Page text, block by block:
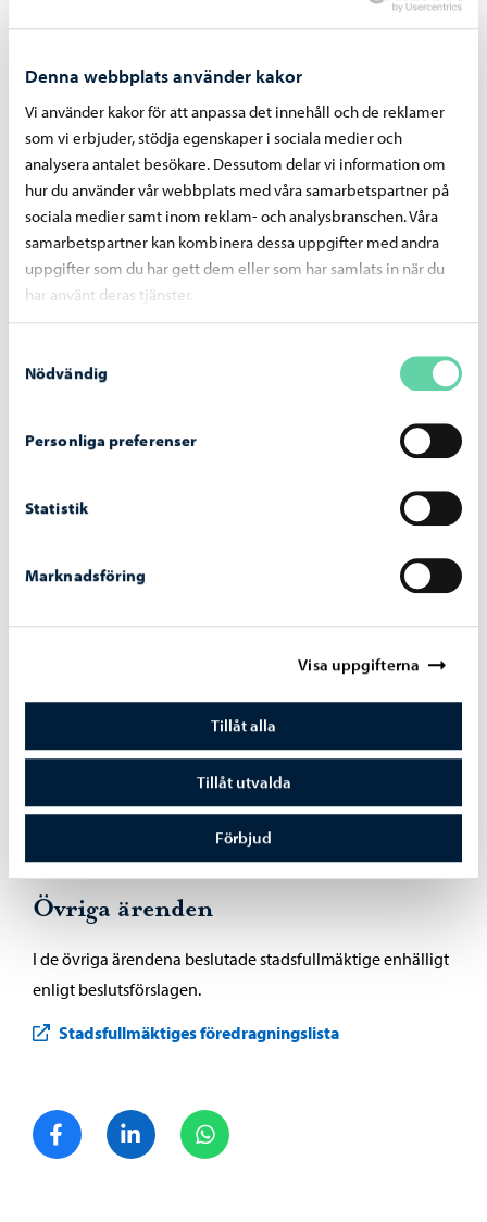
Denna webbplats använder kakor
Vi använder kakor för att anpassa det innehåll och de reklamer
som vi erbjuder, stödja egenskaper i sociala medier och
analysera antalet besökare. Dessutom delar vi information om
hur du använder vår webbplats med våra samarbetspartner på
sociala medier samt inom reklam- och analysbranschen. Våra
samarbetspartner kan kombinera dessa uppgifter med andra
uppgifter som du har gett dem eller som har samlats in när du
har använt deras tjänster.
Nödvändig
Personliga preferenser
Statistik
Marknadsföring
Visa uppgifterna
Tillåt alla
Tillåt utvalda
Förbjud
Riitta Ahonen föreslog, med understöd av Tapio Eskola
beredning. Förslaget förlorade i omröstningen.
Röstningsresultat
Val av stadsdirektör
Stadsfullmäktige beslutade efter omröstning välja
Valet kunde inte godkännas enhälligt, varpå man röstade i
ärendet bland alla som sökt tjänsten. Valet förrättades med
slutna sedlar.
I omröstningen fördelades rösterna enligt följande: Jani
Pitkäniemi 38 röster, Robert Nyman 9 röster, Henrik Rainio
Silja Metsola meddelade i Hilkka-Leena Oravas frånvaro
att motionen ”Porvoon koulujen ja varhaiskasvatuksen
hävikkiruoka myyntiin” tas bort.
Övriga ärenden
I de övriga ärendena beslutade stadsfullmäktige enhälligt
enligt beslutsförslagen.
Stadsfullmäktiges föredragningslista
Dela på FacebookDela på LinkedIn